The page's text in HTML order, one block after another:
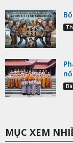
MỤC XEM